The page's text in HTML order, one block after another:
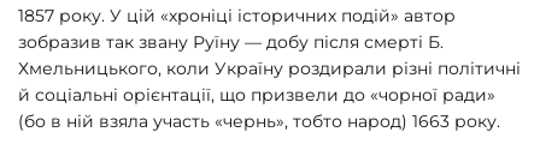
1857 року. У цій «хроніці історичних подій» автор
зобразив так звану Руїну — добу після смерті Б.
Хмельницького, коли Україну роздирали різні політичні
й соціальні орієнтації, що призвели до «чорної ради»
(бо в ній взяла участь «чернь», тобто народ) 1663 року.